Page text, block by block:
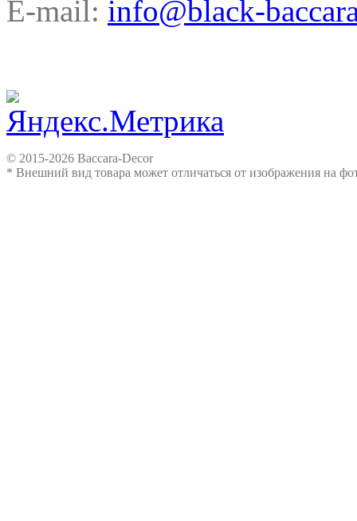
E-mail: info@black-
© 2015-2026 Baccara-Decor
* Внешний вид товара может отличаться от изображения на